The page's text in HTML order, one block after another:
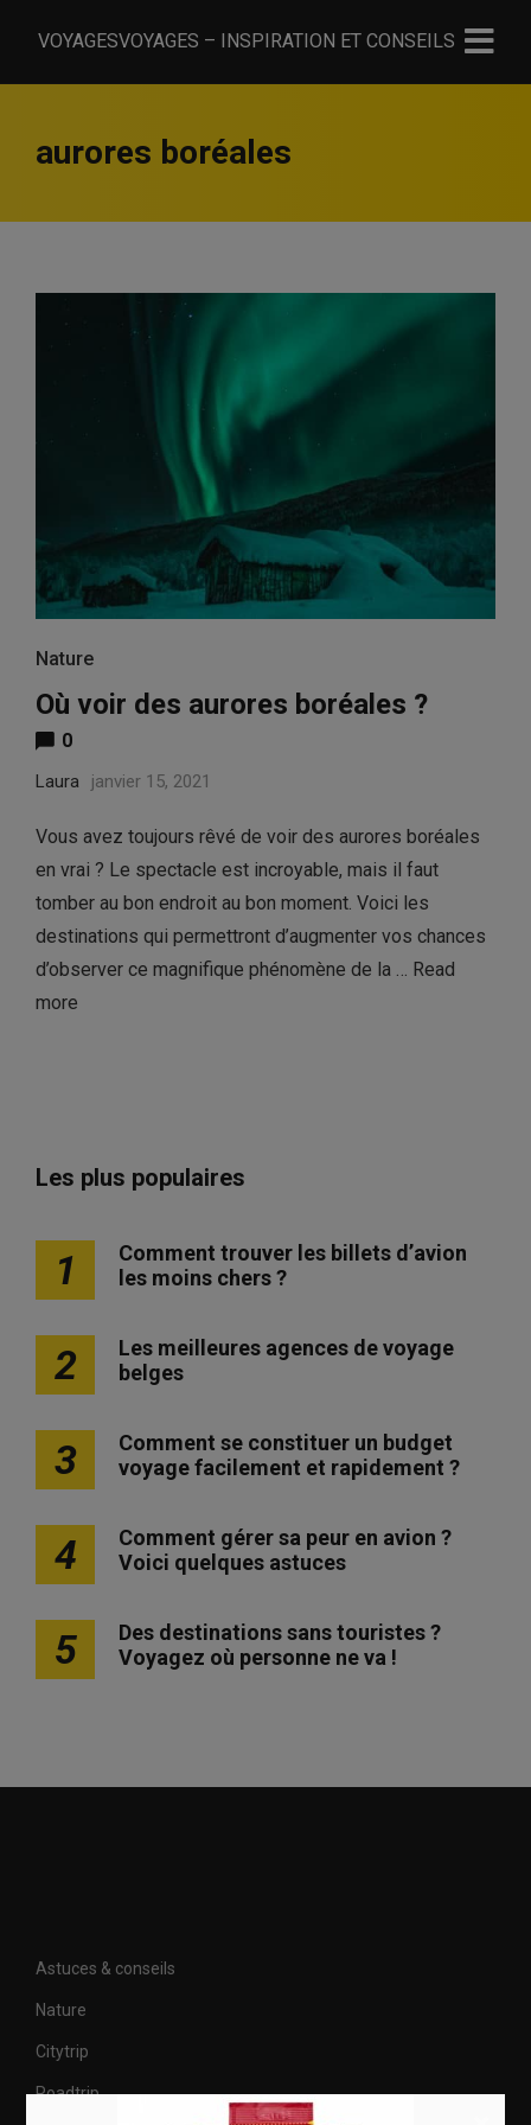
VOYAGESVOYAGES – INSPIRATION ET CONSEILS
aurores boréales
Nature
Où voir des aurores boréales ?
0
Laura janvier 15, 2021
Vous avez toujours rêvé de voir des aurores boréales
en vrai ? Le spectacle est incroyable, mais il faut
tomber au bon endroit au bon moment. Voici les
destinations qui permettront d’augmenter vos chances
d’observer ce magnifique phénomène de la … Read
more
Les plus populaires
1
Comment trouver les billets d’avion
les moins chers ?
2
Les meilleures agences de voyage
belges
3
Comment se constituer un budget
voyage facilement et rapidement ?
4
Comment gérer sa peur en avion ?
Voici quelques astuces
5
Des destinations sans touristes ?
Voyagez où personne ne va !
Astuces & conseils
Nature
Citytrip
Roadtrip